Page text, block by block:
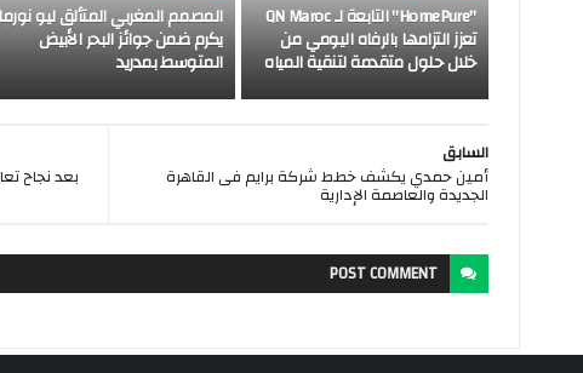
"HomePure" التابعة لـ QN Maroc
تعزز التزامها بالرفاه اليومي من
خلال حلول متقدمة لتنقية المياه
المصمم المغربي المتألق ليو
يكرم ضمن جوائز البحر الأبيض
المتوسط بمدريد
بعد نجاح
السابق
أمين حمدي يكشف خطط شركة برايم فى القاهرة
الجديدة والعاصمة الإدارية
POSTCOMMENT